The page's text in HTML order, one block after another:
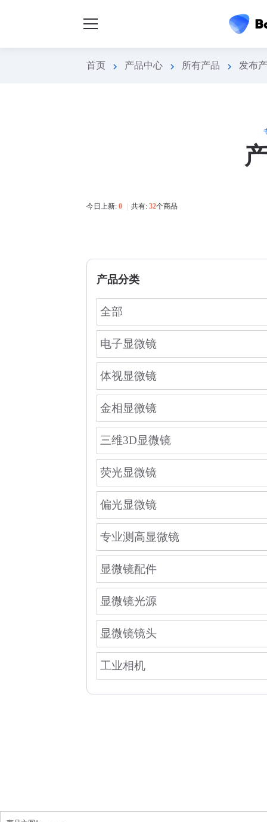
首页 chevron_right 产品中心 chevron_right 所有产品 chevron_right 发布
今日上新: 0 共有: 32个商品
产品分类
全部
电子显微镜
体视显微镜
金相显微镜
三维3D显微镜
荧光显微镜
偏光显微镜
专业测高显微镜
显微镜配件
显微镜光源
显微镜镜头
工业相机